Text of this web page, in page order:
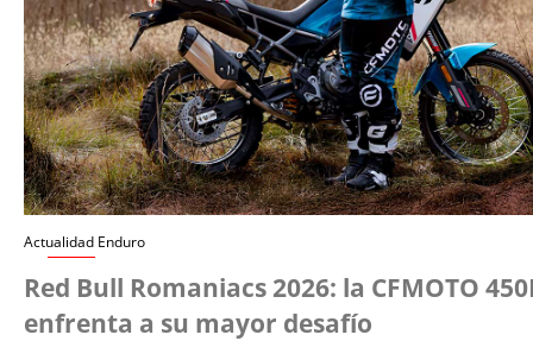
Actualidad Enduro
Red Bull Romaniacs 2026: la CFMOTO
enfrenta a su mayor desafío